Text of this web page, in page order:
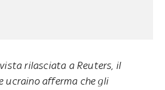
rilasciata a Reuters, il
ucraino afferma che gli